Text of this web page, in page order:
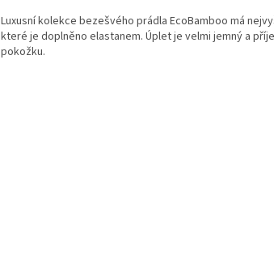
Luxusní kolekce bezešvého prádla EcoBamboo má
které je doplněno elastanem. Úplet je velmi jemný a
pokožku.